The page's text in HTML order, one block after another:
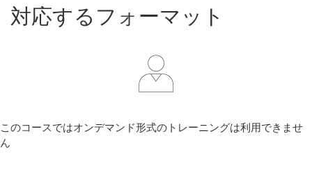
対応する フォーマット
このコースではオンデマンド形式のトレーニングは利用できませ
ん